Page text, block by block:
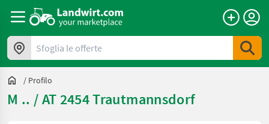
Sfoglia le offerte
/ Profilo
M .. / AT 2454 Trautmannsdorf